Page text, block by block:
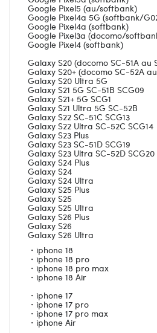
Google Pixel5 (au/softbank)
Google Pixel4a 5G (softbank/
Google Pixel4a (softbank)
Google Pixel3a (docomo/
Google Pixel4 (softbank)
Galaxy S20 (docomo SC-51A au
Galaxy S20+ (docomo SC-52A
Galaxy S20 Ultra 5G
Galaxy S21 5G SC-51B SCG09
Galaxy S21+ 5G SCG1
Galaxy S21 Ultra 5G SC-52B
Galaxy S22 SC-51C SCG13
Galaxy S22 Ultra SC-52C SCG14
Galaxy S23 Plus
Galaxy S23 SC-51D SCG19
Galaxy S23 Ultra SC-52D SCG20
Galaxy S24 Plus
Galaxy S24
Galaxy S24 Ultra
Galaxy S25 Plus
Galaxy S25
Galaxy S25 Ultra
Galaxy S26 Plus
Galaxy S26
Galaxy S26 Ultra
・iphone 18
・iphone 18 pro
・iphone 18 pro max
・iphone 18 Air
・iphone 17
・iphone 17 pro
・iphone 17 pro max
・iphone Air